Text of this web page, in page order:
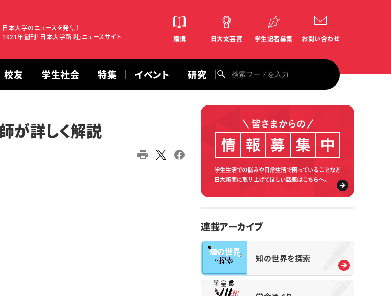
日本大学のニュースを発信！
1921年創刊「日本大学新聞」ニュースサイト
購読 日大文芸賞 学生記者募集 お問い合わせ
校友 学生社会 特集 イベント 研究
詳しく解説
連載アーカイブ
知の世界を探索